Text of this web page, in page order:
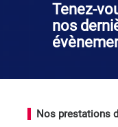
Tenez-
nos
Nos prestations